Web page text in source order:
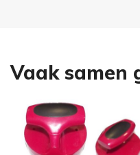
Vaak samen